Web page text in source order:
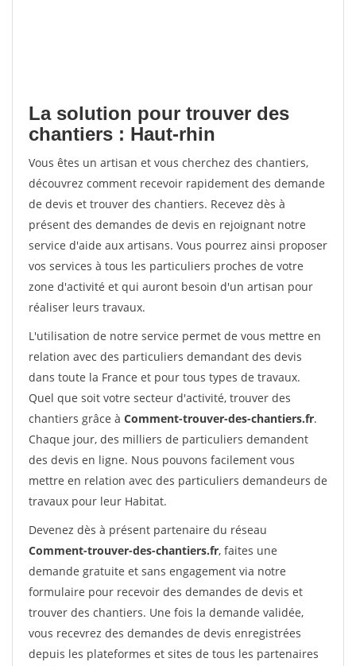
La solution pour trouver des
chantiers : Haut-rhin
Vous êtes un artisan et vous cherchez des chantiers,
découvrez comment recevoir rapidement des demande
de devis et trouver des chantiers. Recevez dès à
présent des demandes de devis en rejoignant notre
service d'aide aux artisans. Vous pourrez ainsi proposer
vos services à tous les particuliers proches de votre
zone d'activité et qui auront besoin d'un artisan pour
réaliser leurs travaux.
L'utilisation de notre service permet de vous mettre en
relation avec des particuliers demandant des devis
dans toute la France et pour tous types de travaux.
Quel que soit votre secteur d'activité, trouver des
chantiers grâce à Comment-trouver-des-chantiers.fr.
Chaque jour, des milliers de particuliers demandent
des devis en ligne. Nous pouvons facilement vous
mettre en relation avec des particuliers demandeurs de
travaux pour leur Habitat.
Devenez dès à présent partenaire du réseau
Comment-trouver-des-chantiers.fr, faites une
demande gratuite et sans engagement via notre
formulaire pour recevoir des demandes de devis et
trouver des chantiers. Une fois la demande validée,
vous recevrez des demandes de devis enregistrées
depuis les plateformes et sites de tous les partenaires